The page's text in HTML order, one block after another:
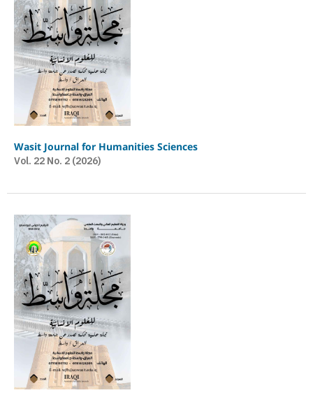
Wasit Journal for Humanities Sciences
Vol. 22 No. 2 (2026)